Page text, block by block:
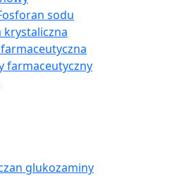
sodu
krystaliczna
farmaceutyczny
glukozaminy